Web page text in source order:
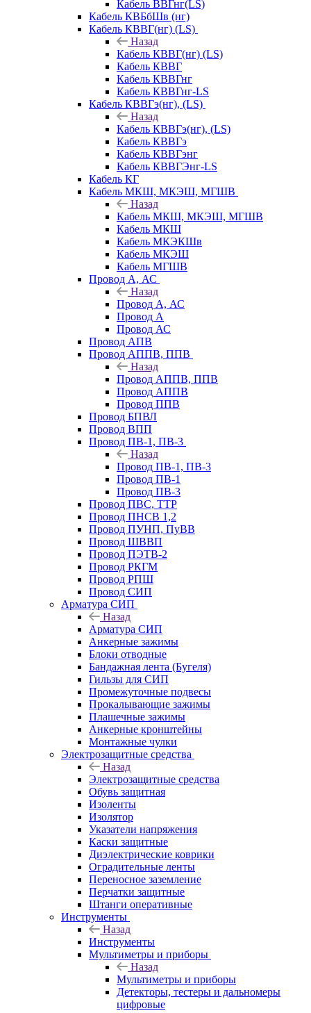
Кабель ВВГнг(LS)
Кабель КВБбШв (нг)
Кабель КВВГ(нг) (LS)
Назад
Кабель КВВГ(нг) (LS)
Кабель КВВГ
Кабель КВВГнг
Кабель КВВГнг-LS
Кабель КВВГэ(нг), (LS)
Назад
Кабель КВВГэ(нг), (LS)
Кабель КВВГэ
Кабель КВВГэнг
Кабель КВВГЭнг-LS
Кабель КГ
Кабель МКШ, МКЭШ, МГШВ
Назад
Кабель МКШ, МКЭШ, МГШВ
Кабель МКШ
Кабель МКЭКШв
Кабель МКЭШ
Кабель МГШВ
Провод А, АС
Назад
Провод А, АС
Провод А
Провод АС
Провод АПВ
Провод АППВ, ППВ
Назад
Провод АППВ, ППВ
Провод АППВ
Провод ППВ
Провод БПВЛ
Провод ВПП
Провод ПВ-1, ПВ-3
Назад
Провод ПВ-1, ПВ-3
Провод ПВ-1
Провод ПВ-3
Провод ПВС, ТТР
Провод ПНСВ 1,2
Провод ПУНП, ПуВВ
Провод ШВВП
Провод ПЭТВ-2
Провод РКГМ
Провод РПШ
Провод СИП
Арматура СИП
Назад
Арматура СИП
Анкерные зажимы
Блоки отводные
Бандажная лента (Бугеля)
Гильзы для СИП
Промежуточные подвесы
Прокалывающие зажимы
Плашечные зажимы
Анкерные кронштейны
Монтажные чулки
Электрозащитные средства
Назад
Электрозащитные средства
Обувь защитная
Изоленты
Изолятор
Указатели напряжения
Каски защитные
Диэлектрические коврики
Оградительные ленты
Переносное заземление
Перчатки защитные
Штанги оперативные
Инструменты
Назад
Инструменты
Мультиметры и приборы
Назад
Мультиметры и приборы
Детекторы, тестеры и дальномеры
цифровые